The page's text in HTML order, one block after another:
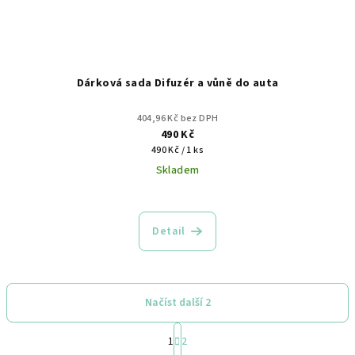
Dárková sada Difuzér a vůně do auta
404,96 Kč bez DPH
490 Kč
Měrná
cena:
490 Kč / 1 ks
Skladem
Detail
Načíst další 2
S
t
1 2